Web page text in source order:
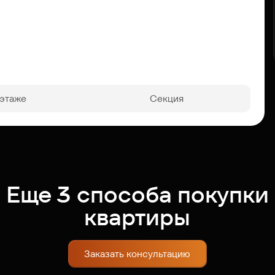
Секция
Еще 3 способа покупки
квартиры
Заказать консультацию